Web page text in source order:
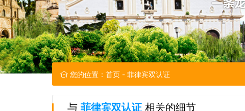
您的位置： 首页 - 菲律宾双认证
与 菲律宾双认证 相关的细节